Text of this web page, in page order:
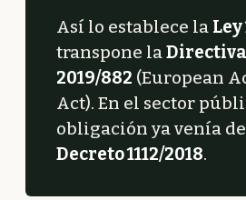
Así lo establece la Ley
transpone laDirectiva
2019/882 (European
Act). En el sector
obligación ya venía
Decreto 1112/2018.